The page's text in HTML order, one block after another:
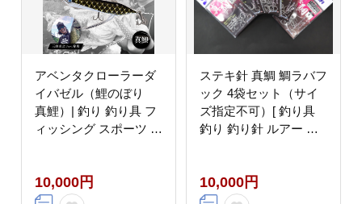
アベンタクローラーダ
イバゼル（鯉のぼり
真鯉）| 釣り 釣り具 フ
ィッシング スポーツ 加
10,000円
ステキ針 真鯛 鯛ラバフ
ック 4袋セット（サイ
ズ指定不可）[ 釣り具
釣り 釣り針 ルアー 鯛
10,000円